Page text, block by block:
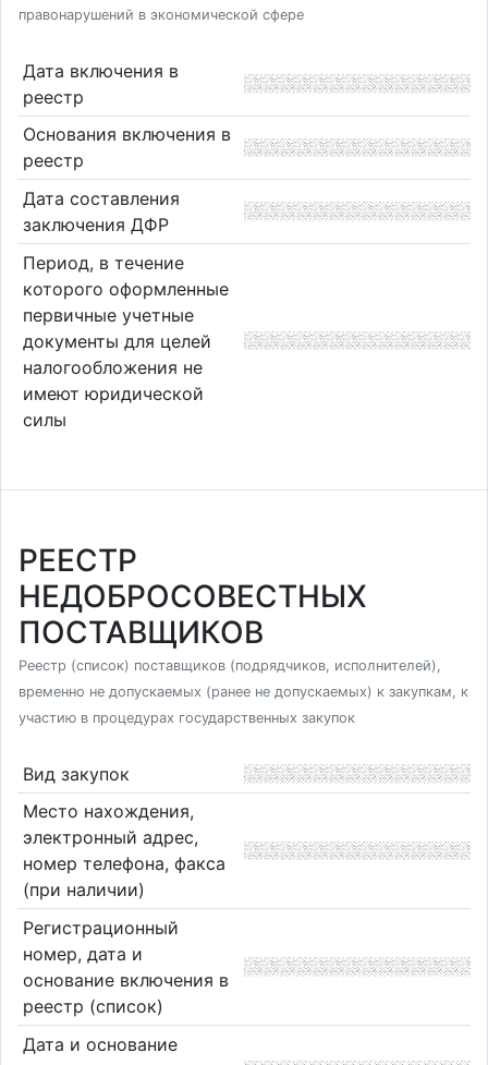
правонарушений в экономической сфере
Дата включения в
реестр
Основания включения в
реестр
Дата составления
заключения ДФР
Период, в течение
которого оформленные
первичные учетные
документы для целей
налогообложения не
имеют юридической
силы
РЕЕСТР
НЕДОБРОСОВЕСТНЫХ
ПОСТАВЩИКОВ
Реестр (список) поставщиков (подрядчиков, исполнителей),
временно не допускаемых (ранее не допускаемых) к закупкам, к
участию в процедурах государственных закупок
Вид закупок
Место нахождения,
электронный адрес,
номер телефона, факса
(при наличии)
Регистрационный
номер, дата и
основание включения в
реестр (список)
Дата и основание